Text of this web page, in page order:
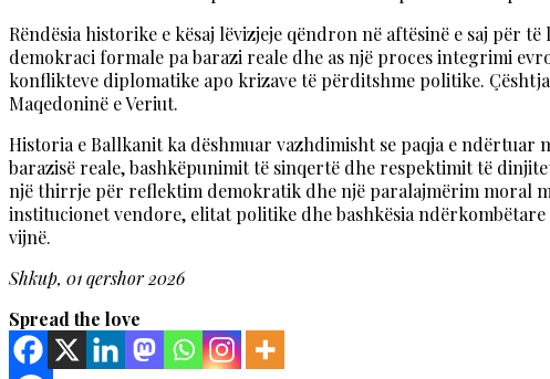
Rëndësia historike e kësaj lëvizjeje qëndron në aftësinë e saj për
demokraci formale pa barazi reale dhe as një proces integrimi
konflikteve diplomatike apo krizave të përditshme politike.
Maqedoninë e Veriut.
Historia e Ballkanit ka dëshmuar vazhdimisht se paqja e
barazisë reale, bashkëpunimit të sinqertë dhe respektimit të
një thirrje për reflektim demokratik dhe një paralajmërim moral
institucionet vendore, elitat politike dhe bashkësia
vijnë.
Shkup, 01 qershor 2026
Spread the love